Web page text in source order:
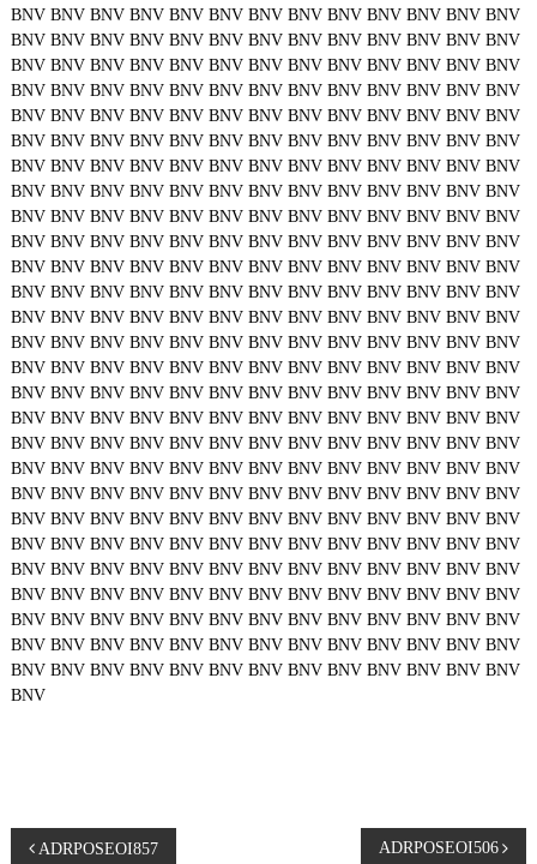
BNV BNV BNV BNV BNV BNV BNV BNV BNV BNV BNV BNV BNV
BNV BNV BNV BNV BNV BNV BNV BNV BNV BNV BNV BNV BNV
BNV BNV BNV BNV BNV BNV BNV BNV BNV BNV BNV BNV BNV
BNV BNV BNV BNV BNV BNV BNV BNV BNV BNV BNV BNV BNV
BNV BNV BNV BNV BNV BNV BNV BNV BNV BNV BNV BNV BNV
BNV BNV BNV BNV BNV BNV BNV BNV BNV BNV BNV BNV BNV
BNV BNV BNV BNV BNV BNV BNV BNV BNV BNV BNV BNV BNV
BNV BNV BNV BNV BNV BNV BNV BNV BNV BNV BNV BNV BNV
BNV BNV BNV BNV BNV BNV BNV BNV BNV BNV BNV BNV BNV
BNV BNV BNV BNV BNV BNV BNV BNV BNV BNV BNV BNV BNV
BNV BNV BNV BNV BNV BNV BNV BNV BNV BNV BNV BNV BNV
BNV BNV BNV BNV BNV BNV BNV BNV BNV BNV BNV BNV BNV
BNV BNV BNV BNV BNV BNV BNV BNV BNV BNV BNV BNV BNV
BNV BNV BNV BNV BNV BNV BNV BNV BNV BNV BNV BNV BNV
BNV BNV BNV BNV BNV BNV BNV BNV BNV BNV BNV BNV BNV
BNV BNV BNV BNV BNV BNV BNV BNV BNV BNV BNV BNV BNV
BNV BNV BNV BNV BNV BNV BNV BNV BNV BNV BNV BNV BNV
BNV BNV BNV BNV BNV BNV BNV BNV BNV BNV BNV BNV BNV
BNV BNV BNV BNV BNV BNV BNV BNV BNV BNV BNV BNV BNV
BNV BNV BNV BNV BNV BNV BNV BNV BNV BNV BNV BNV BNV
BNV BNV BNV BNV BNV BNV BNV BNV BNV BNV BNV BNV BNV
BNV BNV BNV BNV BNV BNV BNV BNV BNV BNV BNV BNV BNV
BNV BNV BNV BNV BNV BNV BNV BNV BNV BNV BNV BNV BNV
BNV BNV BNV BNV BNV BNV BNV BNV BNV BNV BNV BNV BNV
BNV BNV BNV BNV BNV BNV BNV BNV BNV BNV BNV BNV BNV
BNV BNV BNV BNV BNV BNV BNV BNV BNV BNV BNV BNV BNV
BNV BNV BNV BNV BNV BNV BNV BNV BNV BNV BNV BNV BNV
BNV
P ADRPOSEOI857 ADRPOSEOI506